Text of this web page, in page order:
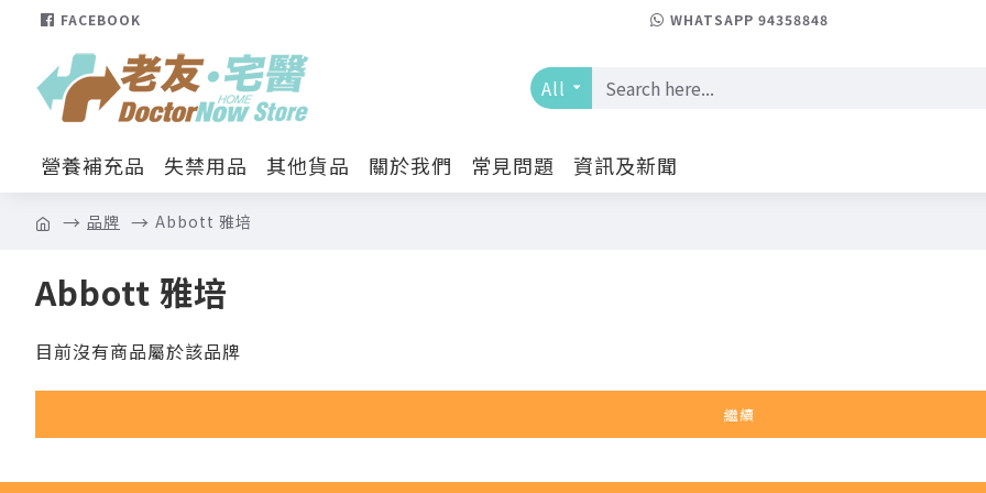
FACEBOOK WHATSAPP 94358848
All
營養補充品 失禁用品 其他貨品 關於我們 常見問題 資訊及新聞
品牌 Abbott 雅培
Abbott 雅培
目前沒有商品屬於該品牌
繼續